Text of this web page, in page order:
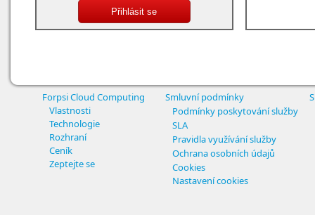
Forpsi Cloud Computing
Vlastnosti
Technologie
Rozhraní
Ceník
Zeptejte se
Smluvní podmínky
Podmínky poskytování služby
SLA
Pravidla využívání služby
Ochrana osobních údajů
Cookies
Nastavení cookies